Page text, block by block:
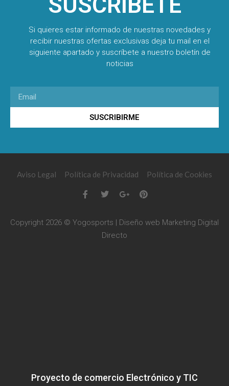
Si quieres estar informado de nuestras novedades y
recibir nuestras ofertas exclusivas deja tu mail en el
siguiente apartado y suscríbete a nuestro boletín de
noticias
SUSCRIBIRME
Aviso Legal Política de Privacidad Política de Cookies
Copyright 2026 © Yogosports | Diseño web Marketing Digital
Directo
Proyecto de comercio Electrónico y TIC